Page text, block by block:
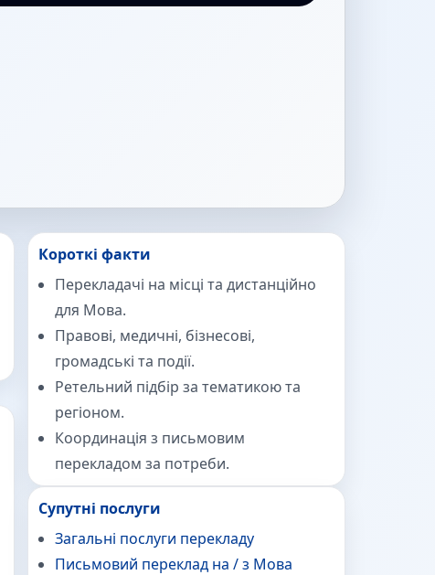
Короткі факти
Перекладачі на місці та дистанційно
для Мова.
Правові, медичні, бізнесові,
громадські та події.
Ретельний підбір за тематикою та
регіоном.
Координація з письмовим
перекладом за потреби.
Супутні послуги
Загальні послуги перекладу
Письмовий переклад на / з Мова